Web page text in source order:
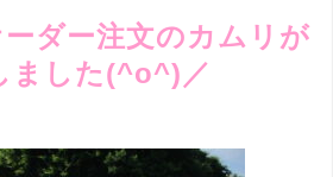
ダー注文のカムリが
ました(^o^)／